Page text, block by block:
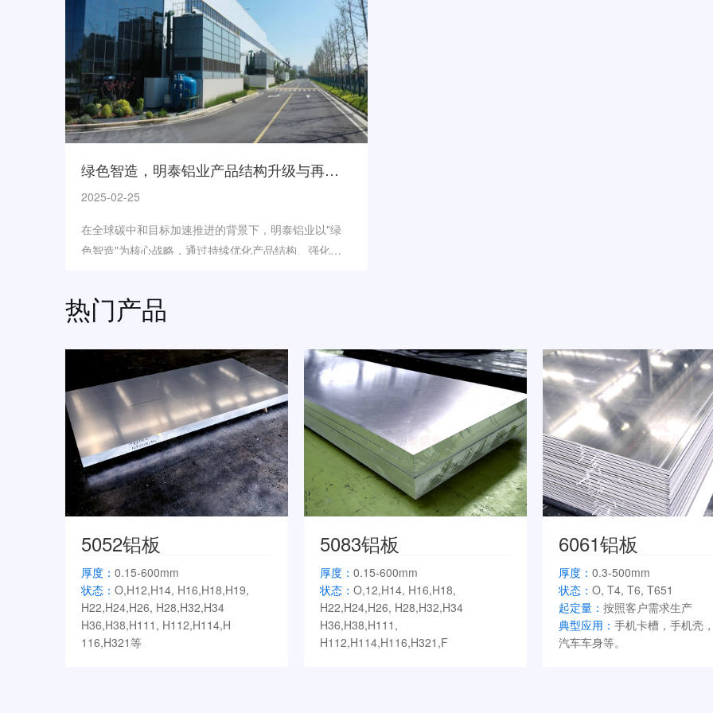
绿色智造，明泰铝业产品结构升级与再生铝战略深化之路
2025-02-25
在全球碳中和目标加速推进的背景下，明泰铝业以"绿
色智造"为核心战略，通过持续优化产品结构、强化再
热门产品
5052铝板
厚度： 0.15-600mm
状态： O,H12,H14, H16,H18,H19,
H22,H24,H26, H28,H32,H34
H36,H38,H111, H112,H114,H
116,H321等
5083铝板
厚度： 0.15-600mm
状态： O,12,H14, H16,H18,
H22,H24,H26, H28,H32,H34
H36,H38,H111,
H112,H114,H116,H321,F
6061铝板
厚度： 0.3-500mm
状态： O, T4, T6, T651
起定量： 按照客户需求生产
典型应用： 手机卡槽，手机壳
汽车车身等。